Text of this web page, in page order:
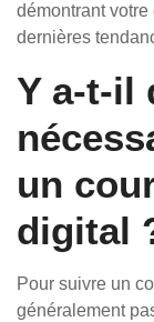
démontrant
dernières
Y a-t-il
un
digital
Pour suivre un
généralement